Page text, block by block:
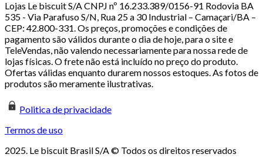
Lojas Le biscuit S/A CNPJ nº 16.233.389/0156-91 Rodovia BA
535 - Via Parafuso S/N, Rua 25 a 30 Industrial – Camaçari/BA –
CEP: 42.800-331. Os preços, promoções e condições de
pagamento são válidos durante o dia de hoje, para o site e
TeleVendas, não valendo necessariamente para nossa rede de
lojas físicas. O frete não está incluído no preço do produto.
Ofertas válidas enquanto durarem nossos estoques. As fotos de
produtos são meramente ilustrativas.
Politica de privacidade
Termos de uso
2025. Le biscuit Brasil S/A © Todos os direitos reservados